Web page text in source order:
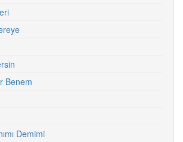
Benem
Demimi